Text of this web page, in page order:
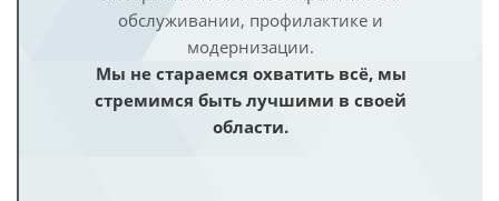
обслуживании, профилактике и
модернизации.
Мы не стараемся охватить всё, мы
стремимся быть лучшими в своей
области.